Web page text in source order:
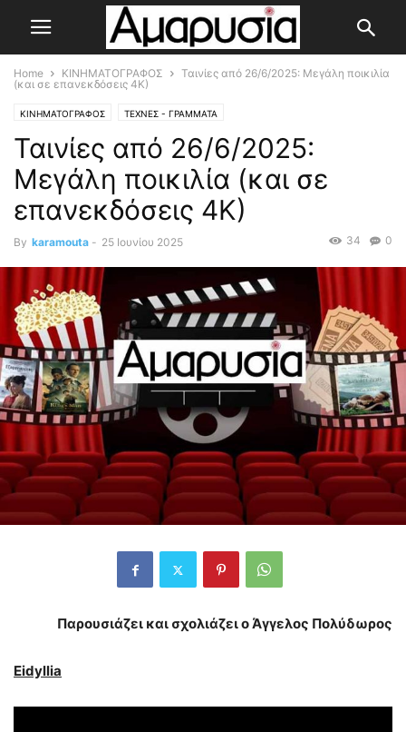
Home ΚΙΝΗΜΑΤΟΓΡΑΦΟΣ
Ταινίες από 26/6/2025: Μεγάλη ποικιλία
(και σε επανεκδόσεις 4Κ)
ΚΙΝΗΜΑΤΟΓΡΑΦΟΣ ΤΕΧΝΕΣ - ΓΡΑΜΜΑΤΑ
Ταινίες από 26/6/2025:
Μεγάλη ποικιλία (και σε
επανεκδόσεις 4Κ)
By karamouta - 25 Ιουνίου 2025 0
34
Παρουσιάζει και σχολιάζει ο Άγγελος Πολύδωρος
Eidyllia